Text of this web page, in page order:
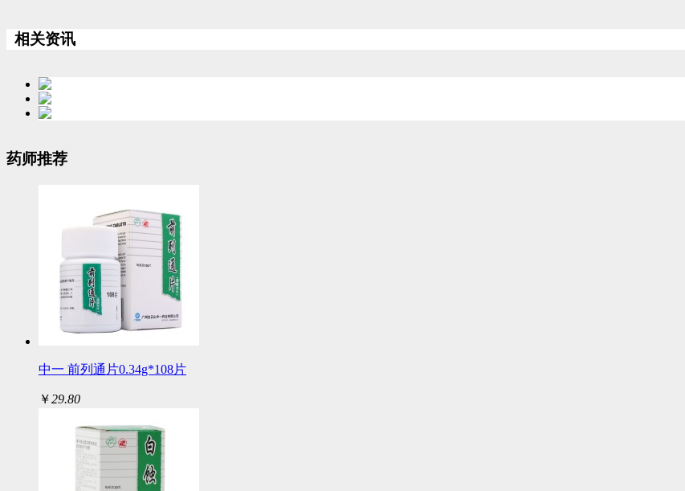
相关资讯
药师推荐
中一 前列通片0.34g*108片
￥29.80